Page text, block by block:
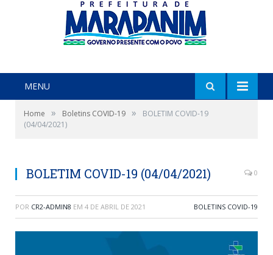
MENU
Home » Boletins COVID-19 »
BOLETIM COVID-19
(04/04/2021)
BOLETIM COVID-19 (04/04/2021) 0
POR CR2-ADMIN8 EM 4 DE ABRIL DE 2021 BOLETINS COVID-19